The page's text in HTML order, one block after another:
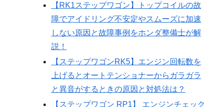
【RK1ステップワゴン】トップコイルの故
障でアイドリング不安定やスムーズに加速
しない原因と故障事例をホンダ整備士が解
説！
【ステップワゴンRK5】エンジン回転数を
上げるとオートテンショナーからガラガラ
と異音がするときの原因と対処法は？
【ステップワゴン RP1】 エンジンチェック